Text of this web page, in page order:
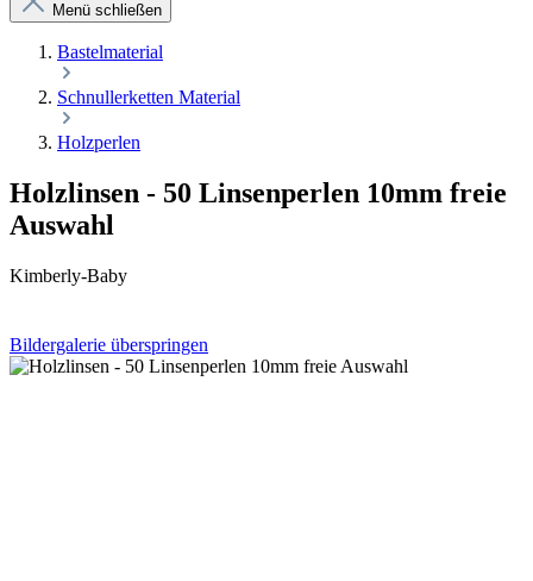
Menü schließen
Bastelmaterial
Schnullerketten Material
Holzperlen
Holzlinsen - 50 Linsenperlen 10mm freie
Auswahl
Kimberly-Baby
Bildergalerie überspringen